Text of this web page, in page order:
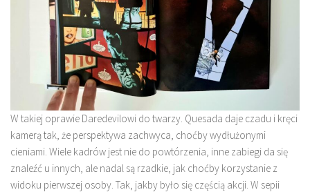
W takiej oprawie Daredevilowi do twarzy. Quesada daje czadu i kręci
kamerą tak, że perspektywa zachwyca, choćby wydłużonymi
cieniami. Wiele kadrów jest nie do powtórzenia, inne zabiegi da się
znaleźć u innych, ale nadal są rzadkie, jak choćby korzystanie z
widoku pierwszej osoby. Tak, jakby było się częścią akcji. W sepii